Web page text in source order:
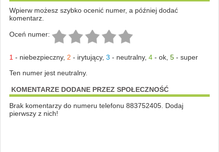
Wpierw możesz szybko ocenić numer, a później dodać
komentarz.
Oceń numer:
1 - niebezpieczny, 2 - irytujący, 3 - neutralny, 4- ok, 5- super
Ten numer jest neutralny.
KOMENTARZE DODANE PRZEZ SPOŁECZNOŚĆ
Brak komentarzy do numeru telefonu 883752405. Dodaj
pierwszy z nich!